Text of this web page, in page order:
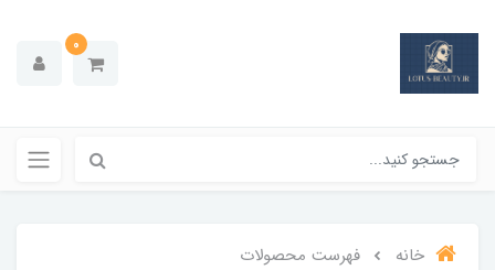
0
خانه
فهرست محصولات